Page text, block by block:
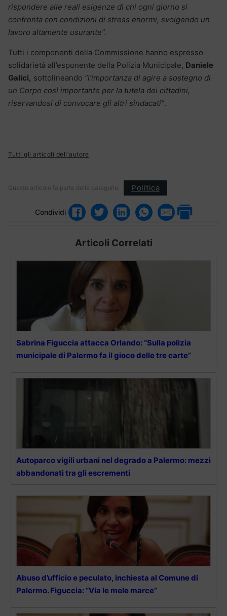
rispondere alle reali esigenze di chi ogni giorno si
confronta con condizioni di stress enormi, svolgendo un
lavoro altamente usurante”.
Tutti i componenti della Commissione hanno espresso
solidarietà all’esponente della Polizia Municipale, Daniele
Galici, sottolineando “l’importanza di agire a sostegno di
un Corpo così importante per la tutela dei cittadini,
riservandosi di convocare gli altri sindacati”.
Tutti gli articoli dell'autore
Questo articolo fa parte delle categorie: Politica
Condividi
Articoli Correlati
Sabrina Figuccia attacca Orlando: “Sulla polizia
municipale di Palermo fa il gioco delle tre carte”
Autoparco vigili urbani nel degrado a Palermo: mezzi
abbandonati tra gli escrementi
Abuso d’ufficio e peculato, inchiesta al Comune di
Palermo. Figuccia: “Via le mele marce”